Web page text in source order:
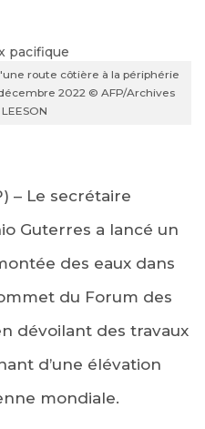
route côtière à la périphérie
2022 © AFP/Archives
– Le secrétaire
Guterres a lancé un
des eaux dans
du Forum des
dévoilant des travaux
d’une élévation
mondiale.